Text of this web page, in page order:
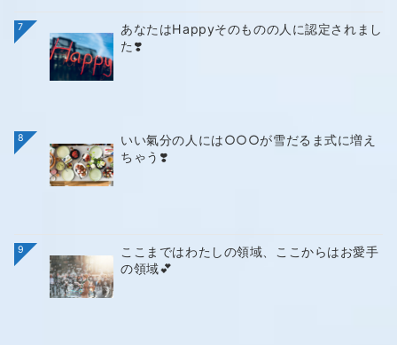
7
あなたはHappyそのものの人に認定されまし
た❣️
8
いい氣分の人には○○○が雪だるま式に増え
ちゃう❣️
9
ここまではわたしの領域、ここからはお愛手
の領域💕